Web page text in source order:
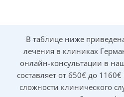
нарушения регулярности
снижение веса.
К группе рисков
отнести возраст
В таблице ниже
лечения в клиниках
онлайн-консультации в
составляет от 650€ до
сложности клинического